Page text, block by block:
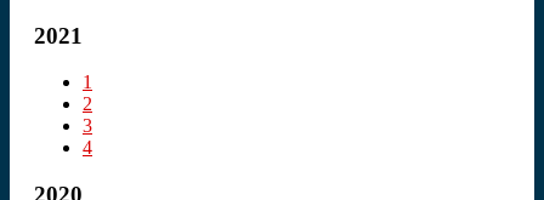
2021
1
2
3
4
2020